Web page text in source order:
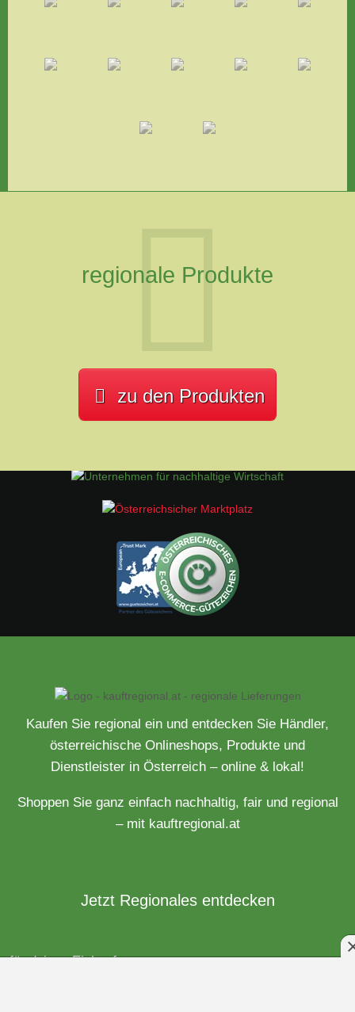
regionale Produkte
zu den Produkten
Kaufen Sie regional ein und entdecken Sie Händler,
österreichische Onlineshops, Produkte und
Dienstleister in Österreich – online & lokal!
Shoppen Sie ganz einfach nachhaltig, fair und regional
– mit kauftregional.at
Jetzt Regionales entdecken
für deinen Einkauf